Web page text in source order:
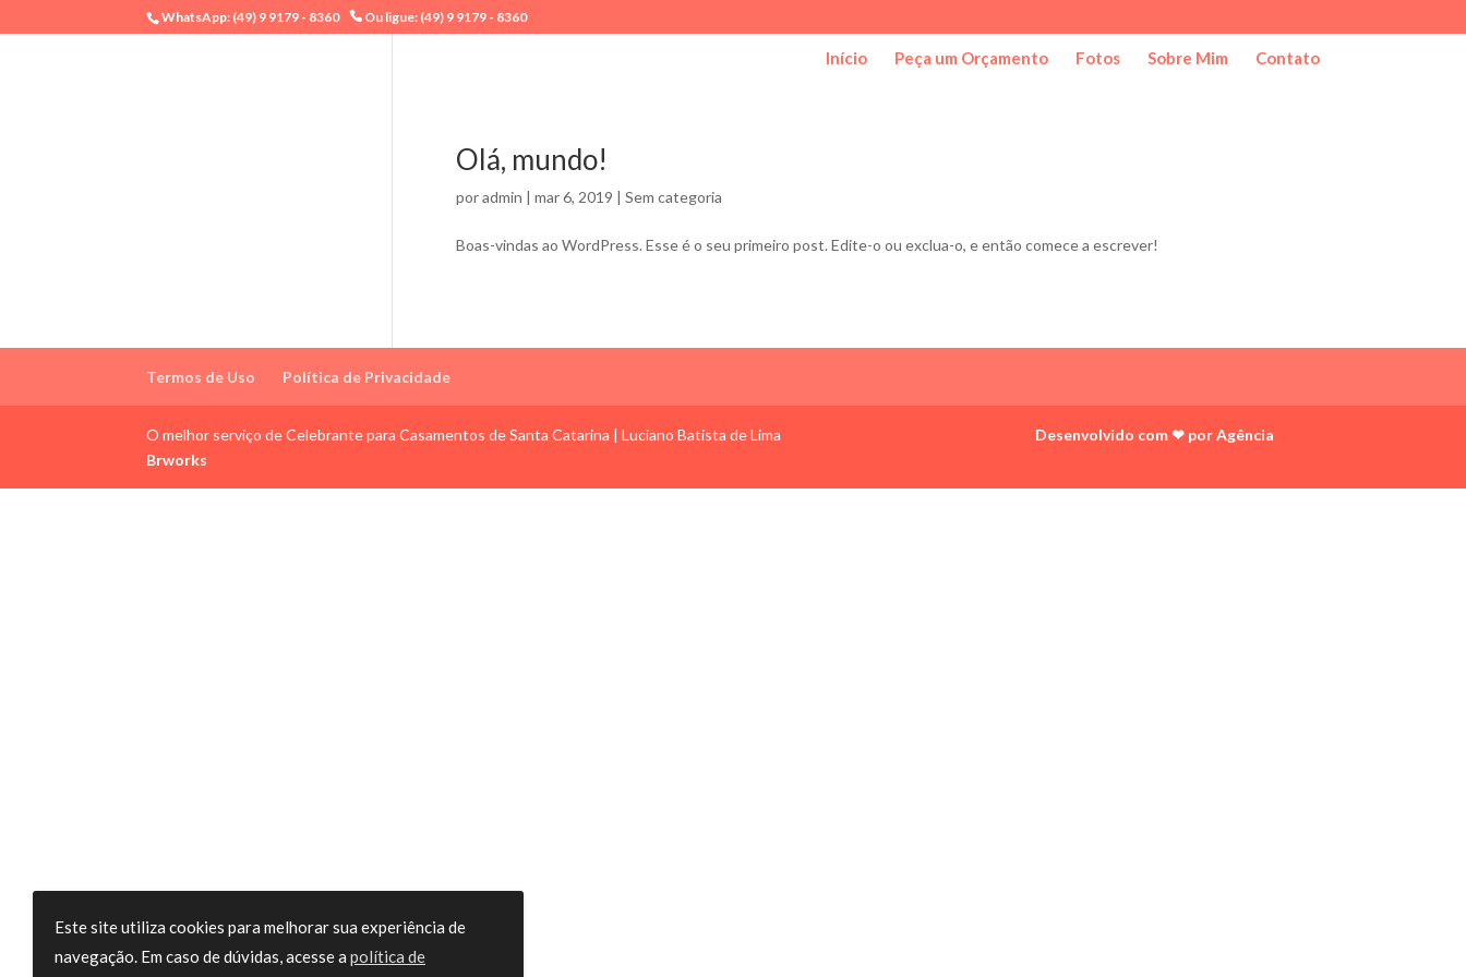
WhatsApp: (49) 9 9179 - 8360 Ou ligue: (49) 9 9179 - 8360
Início Peça um Orçamento Fotos Sobre Mim Contato
Olá, mundo!
poradmin | mar 6, 2019 | Sem categoria
Boas-vindas ao WordPress. Esse é o seu primeiro post. Edite-o ou exclua-o, e então comece a escrever!
Termos de Uso Política de Privacidade
O melhor serviço de Celebrante para Casamentos de Santa Catarina | Luciano Batista de Lima
Desenvolvido com ❤ por Agência
Brworks
Este site utiliza cookies para melhorar sua experiência de
navegação. Em caso de dúvidas, acesse a política de